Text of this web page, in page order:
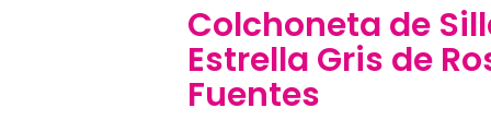
Colchoneta de
Estrella Gris de
Fuentes